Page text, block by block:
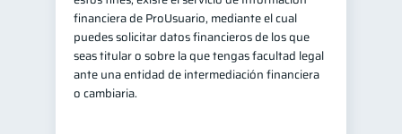
financiera de ProUsuario, mediante el cual
puedes solicitar datos financieros de los que
seas titular o sobre la que tengas facultad legal
ante una entidad de intermediación financiera
o cambiaria.